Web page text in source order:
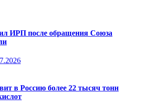
ИРП после обращения Союза
в Россию более 22 тысяч тонн